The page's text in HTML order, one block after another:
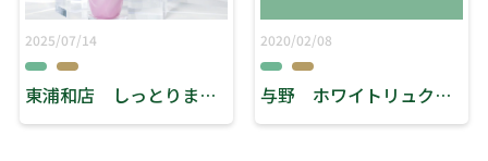
2025/07/14
東浦和店 しっとりまとまる艶髪に！
2020/02/08
与野 ホワイトリュクス入荷